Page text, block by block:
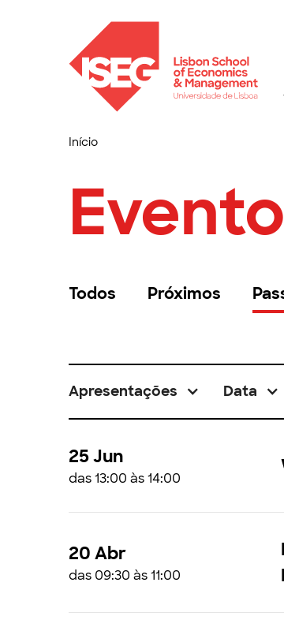
Início
Todos Próximos
Apresentações Data
25 Jun
das 13:00 às 14:00
20 Abr
das 09:30 às 11:00